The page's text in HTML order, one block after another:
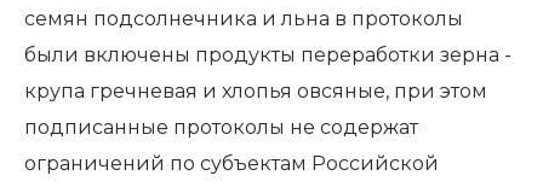
семян подсолнечника и льна в протоколы
были включены продукты переработки зерна -
крупа гречневая и хлопья овсяные, при этом
подписанные протоколы не содержат
ограничений по субъектам Российской